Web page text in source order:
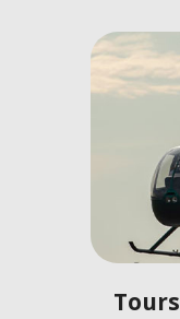
Tours